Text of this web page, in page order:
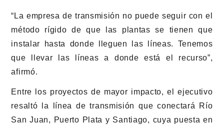
“La empresa de transmisión no puede seguir con el
método rígido de que las plantas se tienen que
instalar hasta donde lleguen las líneas. Tenemos
que llevar las líneas a donde está el recurso”,
afirmó.
Entre los proyectos de mayor impacto, el ejecutivo
resaltó la línea de transmisión que conectará Río
San Juan, Puerto Plata y Santiago, cuya puesta en